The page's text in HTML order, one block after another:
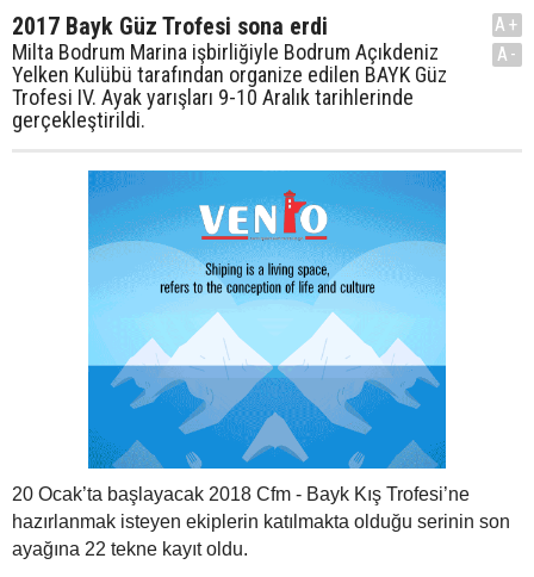
2017 Bayk Güz Trofesi sona erdi
Milta Bodrum Marina işbirliğiyle Bodrum Açıkdeniz
Yelken Kulübü tarafından organize edilen BAYK Güz
Trofesi IV. Ayak yarışları 9-10 Aralık tarihlerinde
gerçekleştirildi.
A+
A-
20 Ocak’ta başlayacak 2018 Cfm - Bayk Kış Trofesi’ne
hazırlanmak isteyen ekiplerin katılmakta olduğu serinin son
ayağına 22 tekne kayıt oldu.